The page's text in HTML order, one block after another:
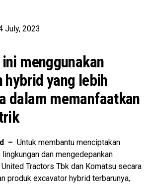
July, 2023
menggunakan
hybrid yang lebih
dalam memanfaatkan
– Untuk membantu menciptakan
dan mengedepankan
United Tractors Tbk dan Komatsu secara
produk excavator hybrid terbarunya,